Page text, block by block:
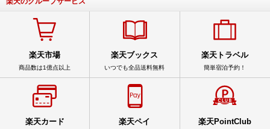
楽天市場
商品数は1億点以上
楽天ブックス
いつでも全品送料無料
楽天トラベル
簡単宿泊予約！
楽天カード 楽天ペイ 楽天PointClub